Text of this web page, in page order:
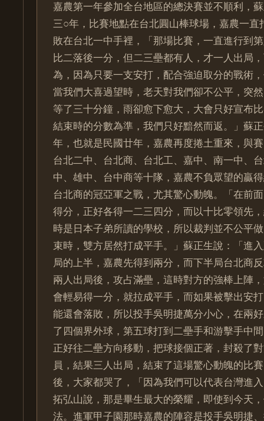
嘉農第一年參加全台地區的總決賽並不順利，
三○年，比賽地點在台北圓山棒球場，嘉農一直
敗在台北一中手裡，「那場比賽，一直進行到
比二落後一分，但二三壘都有人，才一人出局
為，因為只要一支安打，配合強迫取分的戰術
當我們大喜過望時，老天對我們卻不公平，突
等了三十分鐘，雨卻愈下愈大，大會只好宣布
結束時的分數為準，我們只好黯然而返。」蘇
年，也就是民國廿年，嘉農再度捲土重來，與
台北二中、台北商、台北工、嘉中、南一中、
中、雄中、台中商等十隊，嘉農不負眾望的贏
台北商的冠亞軍之戰，尤其驚心動魄。「在前
得分，正好各得一二三四分，而以十比零領先
時是日本子弟所讀的學校，所以裁判並不公平
束時，雙方居然打成平手。」蘇正生說：「進
局的上半，嘉農先得到兩分，而下半局台北商
兩人出局後，攻占滿壘，這時對方的強棒上陣
會輕易得一分，就拉成平手，而如果被擊出安
能還會落敗，所以投手吳明捷萬分小心，在兩
了四個界外球，第五球打到二壘手和游擊手中
正好往二壘方向移動，把球接個正著，封殺了
員，結果三人出局，結束了這場驚心動魄的比
後，大家都哭了，「因為我們可以代表台灣進
拓弘山說，那是畢生最大的榮耀，即使到今天
法。進軍甲子園那時嘉農的陣容是投手吳明捷